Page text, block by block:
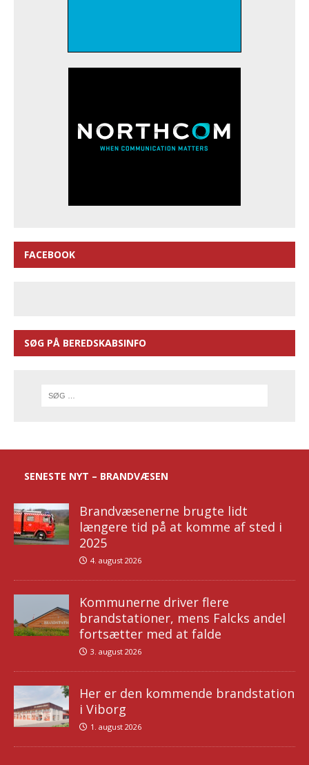
FACEBOOK
SØG PÅ BEREDSKABSINFO
SENESTE NYT – BRANDVÆSEN
Brandvæsenerne brugte lidt
længere tid på at komme af sted i
2025
4. august 2026
Kommunerne driver flere
brandstationer, mens Falcks andel
fortsætter med at falde
3. august 2026
Her er den kommende brandstation
i Viborg
1. august 2026